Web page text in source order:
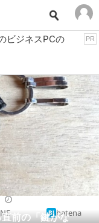
ホビー
電
お菓子
帯電話
ビジネスPCの
PR
前の「鍵がなhatena